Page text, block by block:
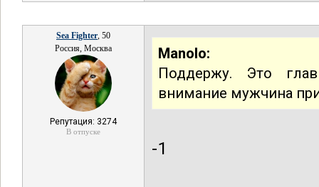
Sea Fighter, 50
Россия, Москва
Репутация: 3274
В отпуске
Manolo:
Поддержу. Это
внимание мужчина
-1